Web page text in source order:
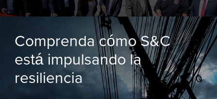
Comprenda cómo S&C
está impulsando la
resiliencia